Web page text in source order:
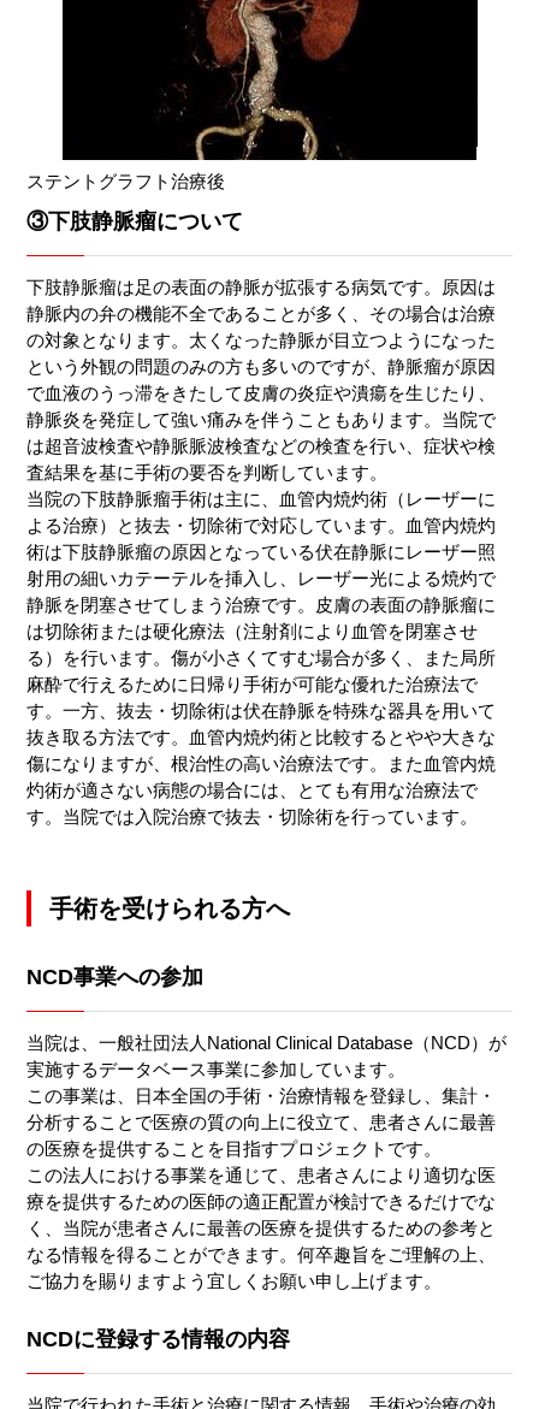
ステントグラフト治療後
③下肢静脈瘤について
下肢静脈瘤は足の表面の静脈が拡張する病気です。原因は
静脈内の弁の機能不全であることが多く、その場合は治療
の対象となります。太くなった静脈が目立つようになった
という外観の問題のみの方も多いのですが、静脈瘤が原因
で血液のうっ滞をきたして皮膚の炎症や潰瘍を生じたり、
静脈炎を発症して強い痛みを伴うこともあります。当院で
は超音波検査や静脈脈波検査などの検査を行い、症状や検
査結果を基に手術の要否を判断しています。
当院の下肢静脈瘤手術は主に、血管内焼灼術（レーザーに
よる治療）と抜去・切除術で対応しています。血管内焼灼
術は下肢静脈瘤の原因となっている伏在静脈にレーザー照
射用の細いカテーテルを挿入し、レーザー光による焼灼で
静脈を閉塞させてしまう治療です。皮膚の表面の静脈瘤に
は切除術または硬化療法（注射剤により血管を閉塞させ
る）を行います。傷が小さくてすむ場合が多く、また局所
麻酔で行えるために日帰り手術が可能な優れた治療法で
す。一方、抜去・切除術は伏在静脈を特殊な器具を用いて
抜き取る方法です。血管内焼灼術と比較するとやや大きな
傷になりますが、根治性の高い治療法です。また血管内焼
灼術が適さない病態の場合には、とても有用な治療法で
す。当院では入院治療で抜去・切除術を行っています。
手術を受けられる方へ
NCD事業への参加
当院は、一般社団法人National Clinical Database（NCD）が
実施するデータベース事業に参加しています。
この事業は、日本全国の手術・治療情報を登録し、集計・
分析することで医療の質の向上に役立て、患者さんに最善
の医療を提供することを目指すプロジェクトです。
この法人における事業を通じて、患者さんにより適切な医
療を提供するための医師の適正配置が検討できるだけでな
く、当院が患者さんに最善の医療を提供するための参考と
なる情報を得ることができます。何卒趣旨をご理解の上、
ご協力を賜りますよう宜しくお願い申し上げます。
NCDに登録する情報の内容
当院で行われた手術と治療に関する情報、手術や治療の効